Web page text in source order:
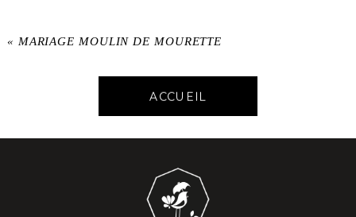
« MARIAGE MOULIN DE MOURETTE
ACCUEIL